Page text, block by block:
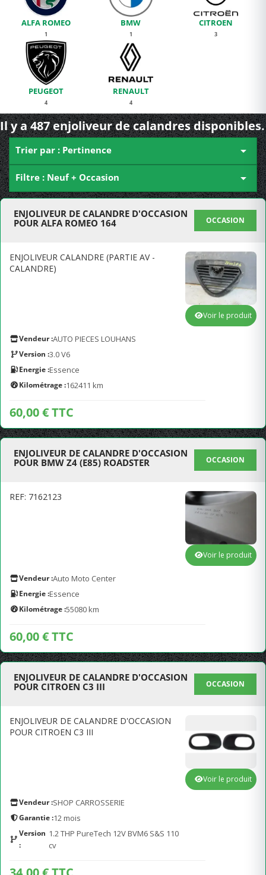
ALFA ROMEO
1
BMW
1
CITROEN
3
PEUGEOT
4
RENAULT
4
Il y a 487 enjoliveur de calandres disponibles.
Trier par : Pertinence 
Filtre : Neuf + Occasion 
ENJOLIVEUR DE CALANDRE D'OCCASION
POUR ALFA ROMEO 164
OCCASION
ENJOLIVEUR CALANDRE (PARTIE AV -
CALANDRE)
Vendeur :AUTO PIECES LOUHANS
Version :3.0 V6
Energie :Essence
Kilométrage :162411 km
60,00 € TTC
Voir le produit
ENJOLIVEUR DE CALANDRE D'OCCASION
POUR BMW Z4 (E85) ROADSTER
OCCASION
REF: 7162123
Vendeur :Auto Moto Center
Energie :Essence
Kilométrage :55080 km
60,00 € TTC
Voir le produit
ENJOLIVEUR DE CALANDRE D'OCCASION
POUR CITROEN C3 III
OCCASION
ENJOLIVEUR DE CALANDRE D'OCCASION
POUR CITROEN C3 III
Vendeur :SHOP CARROSSERIE
Garantie :12 mois
Version
:
1.2 THP PureTech 12V BVM6 S&S 110
cv
Voir le produit